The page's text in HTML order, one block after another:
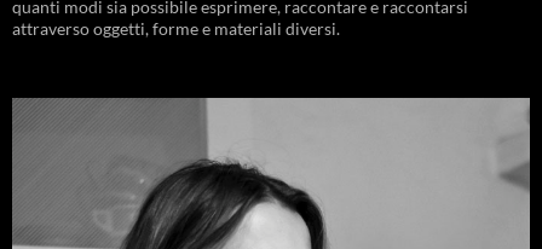
quanti modi sia possibile esprimere, raccontare e raccontarsi
attraverso oggetti, forme e materiali diversi.